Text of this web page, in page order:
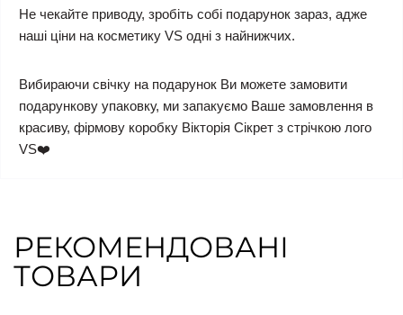
Не чекайте приводу, зробіть собі подарунок зараз, адже
наші ціни на косметику VS одні з найнижчих.
Вибираючи свічку на подарунок Ви можете замовити
подарункову упаковку, ми запакуємо Ваше замовлення в
красиву, фірмову коробку Вікторія Сікрет з стрічкою лого
VS❤️
РЕКОМЕНДОВАНІ
ТОВАРИ